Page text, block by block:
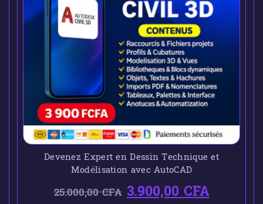
Devenez Expert en Dessin Technique et
Modélisation avec AutoCAD
25.000,00CFA 3.900,00CFA